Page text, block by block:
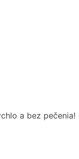
a bez pečenia!